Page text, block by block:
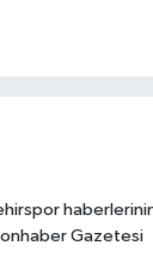
Gazetesi